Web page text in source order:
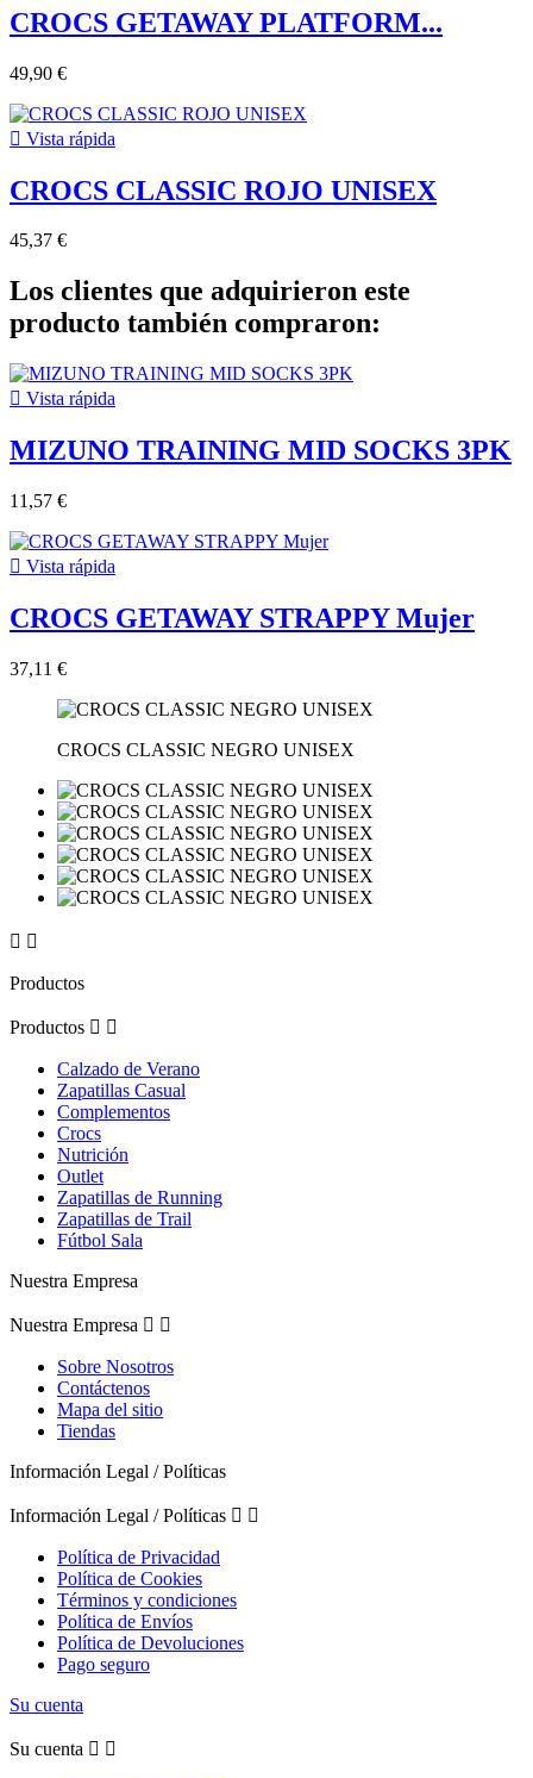
CROCS GETAWAY PLATFORM...
49,90 €
 Vista rápida
CROCS CLASSIC ROJO UNISEX
45,37 €
Los clientes que adquirieron este
producto también compraron:
 Vista rápida
MIZUNO TRAINING MID SOCKS 3PK
11,57 €
 Vista rápida
CROCS GETAWAY STRAPPY Mujer
37,11 €
CROCS CLASSIC NEGRO UNISEX
 
Productos
Productos  
Calzado de Verano
Zapatillas Casual
Complementos
Crocs
Nutrición
Outlet
Zapatillas de Running
Zapatillas de Trail
Fútbol Sala
Nuestra Empresa
Nuestra Empresa  
Sobre Nosotros
Contáctenos
Mapa del sitio
Tiendas
Información Legal / Políticas
Información Legal / Políticas  
Política de Privacidad
Política de Cookies
Términos y condiciones
Política de Envíos
Política de Devoluciones
Pago seguro
Su cuenta
Su cuenta  